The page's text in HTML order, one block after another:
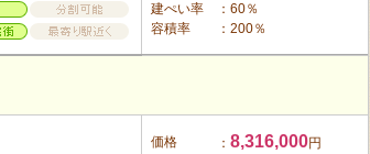
建ぺい率
：60％
容積率
：200％
価格 ： 8,316,000円